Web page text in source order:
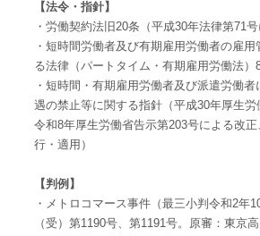
【法令・指針】
・労働契約法旧20条（平成30年法律第71号
・短時間労働者及び有期雇用労働者の雇
る法律（パートタイム・有期雇用労働法）
・短時間・有期雇用労働者及び派遣労働
遇の禁止等に関する指針（平成30年厚生労
令和8年厚生労働省告示第203号による改
行・適用）
【判例】
・メトロコマース事件（最三小判令和2年
（受）第1190号、第1191号。原審：東京